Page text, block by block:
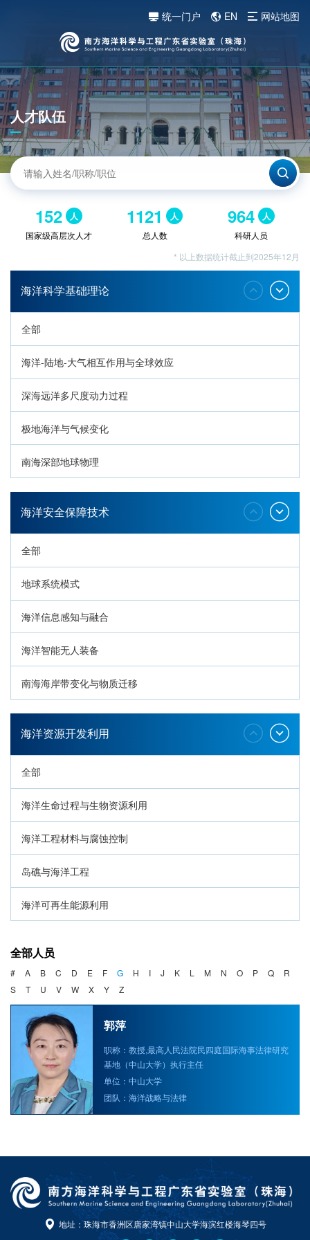
统一门户 EN 网站地图
人才队伍
152 人
国家级高层次人才
1121 人
总人数
964 人
科研人员
* 以上数据统计截止到2025年12月
海洋科学基础理论
全部
海洋-陆地-大气相互作用与全球效应
深海远洋多尺度动力过程
极地海洋与气候变化
南海深部地球物理
深海生命与生态过程
海洋安全保障技术
全部
地球系统模式
海洋信息感知与融合
海洋智能无人装备
南海海岸带变化与物质迁移
环南海地质过程与灾害响应
海洋资源开发利用
全部
海洋生命过程与生物资源利用
海洋工程材料与腐蚀控制
岛礁与海洋工程
海洋可再生能源利用
海洋产业与政策
海洋可持续发展
全部人员
# A B C D E F G H I J K L M N O P Q
R
S
T U V W X Y Z
郭萍
职称：教授,最高人民法院民四庭国际海事法律研究
基地（中山大学）执行主任
单位：中山大学
团队：海洋战略与法律
地址：珠海市香洲区唐家湾镇中山大学海滨红楼海琴四号